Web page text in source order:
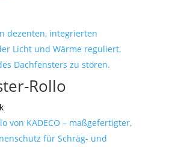
Rollo
von KADECO – maßgefertigter,
für Schräg- und